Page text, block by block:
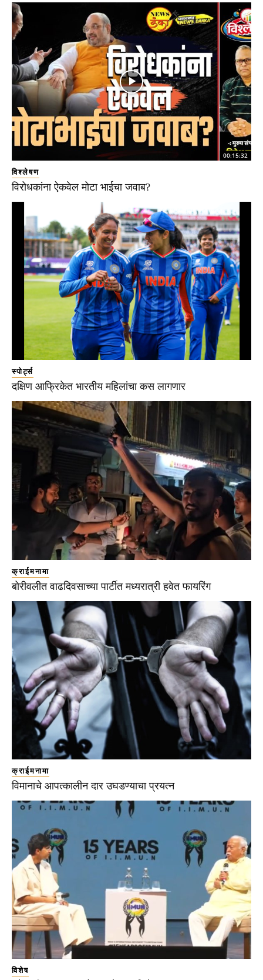
00:15:32
विश्लेषण
विरोधकांना ऐकवेल मोटा भाईचा जवाब?
स्पोर्ट्स
दक्षिण आफ्रिकेत भारतीय महिलांचा कस लागणार
क्राईमनामा
बोरीवलीत वाढदिवसाच्या पार्टीत मध्यरात्री हवेत फायरिंग
क्राईमनामा
विमानाचे आपत्कालीन दार उघडण्याचा प्रयत्न
विशेष